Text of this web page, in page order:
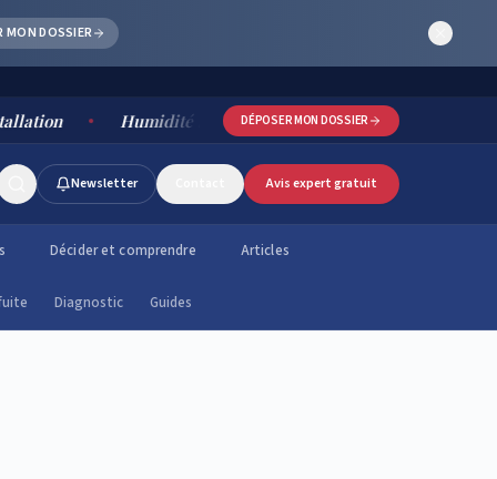
MON DOSSIER
Humidité salle de bain : causes, risques et solutions durables
DÉPOSER MON DOSSIER
Newsletter Avis expert gratuit
Décider et comprendre Articles
Diagnostic Guides